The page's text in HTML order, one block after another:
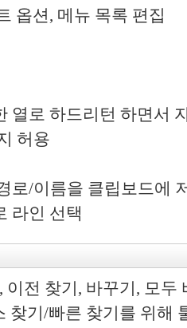
옵션, 메뉴 목록 편집
열로 하드리턴 하면서
허용
로/이름을 클립보드에
라인 선택
이전 찾기, 바꾸기, 모두
찾기/빠른 찾기를 위해